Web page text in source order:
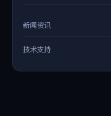
新闻资讯
技术支持